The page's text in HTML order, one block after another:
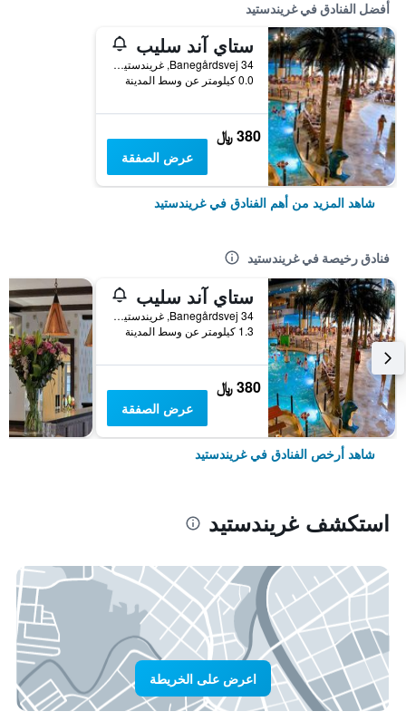
أفضل الفنادق في غريندستيد
ستاي آند سليب
Banegårdsvej 34, غريندستيد, منطقة جنوب الدنمارك, الدانمارك
0.0 كيلومتر عن وسط المدينة
380 ﷼
عرض الصفقة
شاهد المزيد من أهم الفنادق في غريندستيد
فنادق رخيصة في غريندستيد
ستاي آند سليب
Banegårdsvej 34, غريندستيد, منطقة جنوب الدنمارك, الدانمارك
1.3 كيلومتر عن وسط المدينة
380 ﷼
عرض الصفقة
شاهد أرخص الفنادق في غريندستيد
استكشف غريندستيد
اعرض على الخريطة